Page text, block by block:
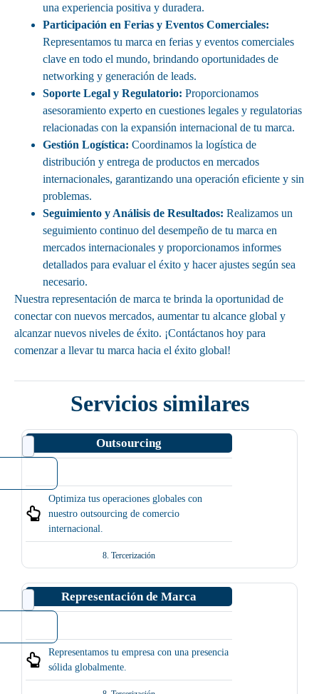
una experiencia positiva y duradera.
Participación en Ferias y Eventos Comerciales:
Representamos tu marca en ferias y eventos comerciales
clave en todo el mundo, brindando oportunidades de
networking y generación de leads.
Soporte Legal y Regulatorio: Proporcionamos
asesoramiento experto en cuestiones legales y regulatorias
relacionadas con la expansión internacional de tu marca.
Gestión Logística: Coordinamos la logística de
distribución y entrega de productos en mercados
internacionales, garantizando una operación eficiente y sin
problemas.
Seguimiento y Análisis de Resultados: Realizamos un
seguimiento continuo del desempeño de tu marca en
mercados internacionales y proporcionamos informes
detallados para evaluar el éxito y hacer ajustes según sea
necesario.
Nuestra representación de marca te brinda la oportunidad de
conectar con nuevos mercados, aumentar tu alcance global y
alcanzar nuevos niveles de éxito. ¡Contáctanos hoy para
comenzar a llevar tu marca hacia el éxito global!
Servicios similares
Outsourcing
Optimiza tus operaciones globales con
nuestro outsourcing de comercio
internacional.
8. Tercerización
Representación de Marca
Representamos tu empresa con una presencia
sólida globalmente.